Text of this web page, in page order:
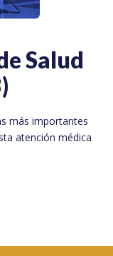
Salud
más importantes
atención médica